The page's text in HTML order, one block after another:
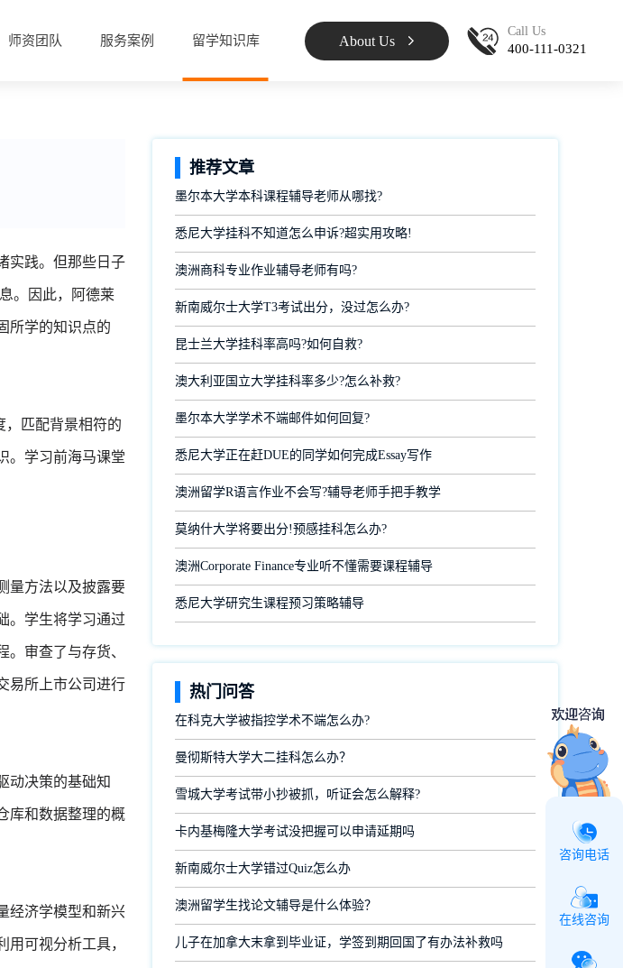
师资团队 服务案例 留学知识库 About Us
Call Us
400-111-0321
实践。但那些日子
。因此，阿德莱
所学的知识点的
，匹配背景相符的
。学习前海马课堂
量方法以及披露要
。学生将学习通过
审查了与存货、
易所上市公司进行
动决策的基础知
库和数据整理的概
经济学模型和新兴
可视分析工具，
推荐文章
墨尔本大学本科课程辅导老师从哪找?
悉尼大学挂科不知道怎么申诉?超实用攻略!
澳洲商科专业作业辅导老师有吗?
新南威尔士大学T3考试出分，没过怎么办?
昆士兰大学挂科率高吗?如何自救?
澳大利亚国立大学挂科率多少?怎么补救?
墨尔本大学学术不端邮件如何回复?
悉尼大学正在赶DUE的同学如何完成Essay写作
澳洲留学R语言作业不会写?辅导老师手把手教学
莫纳什大学将要出分!预感挂科怎么办?
澳洲Corporate Finance专业听不懂需要课程辅导
悉尼大学研究生课程预习策略辅导
热门问答
在科克大学被指控学术不端怎么办?
曼彻斯特大学大二挂科怎么办？
雪城大学考试带小抄被抓，听证会怎么解释?
卡内基梅隆大学考试没把握可以申请延期吗
新南威尔士大学错过Quiz怎么办
澳洲留学生找论文辅导是什么体验？
儿子在加拿大末拿到毕业证，学签到期回国了有办法补救吗
咨询电话
在线咨询